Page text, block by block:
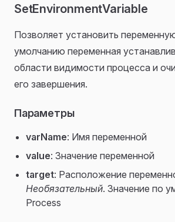
SetEnvironmentVariable
Позволяет установить
умолчанию переменная
области видимости процесса и
его завершения.
Параметры
varName: Имя переменной
value: Значение переменной
target: Расположение
Необязательный. Значение по
Process